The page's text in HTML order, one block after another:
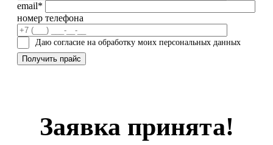
email*
номер телефона
Даю согласие на обработку моих персональных данных
Заявка принята!